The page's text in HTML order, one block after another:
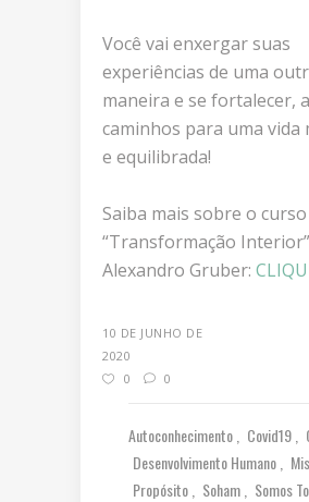
Você vai enxergar suas
experiências de uma
maneira e se fortalecer,
caminhos para uma vida
e equilibrada!
Saiba mais sobre o curso
“Transformação
Alexandro Gruber:
10 DE JUNHO DE
2020
0
0
Autoconhecimento Covid19
Desenvolvimento Humano
Propósito
Soham Somos